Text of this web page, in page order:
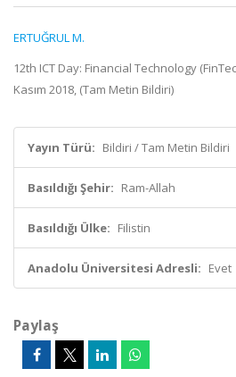
ERTUĞRUL M.
12th ICT Day: Financial Technology
Kasım 2018, (Tam Metin Bildiri)
Yayın Türü: Bildiri / Tam Metin Bildiri
Basıldığı Şehir: Ram-Allah
Basıldığı Ülke: Filistin
Anadolu Üniversitesi Adresli: Evet
Paylaş